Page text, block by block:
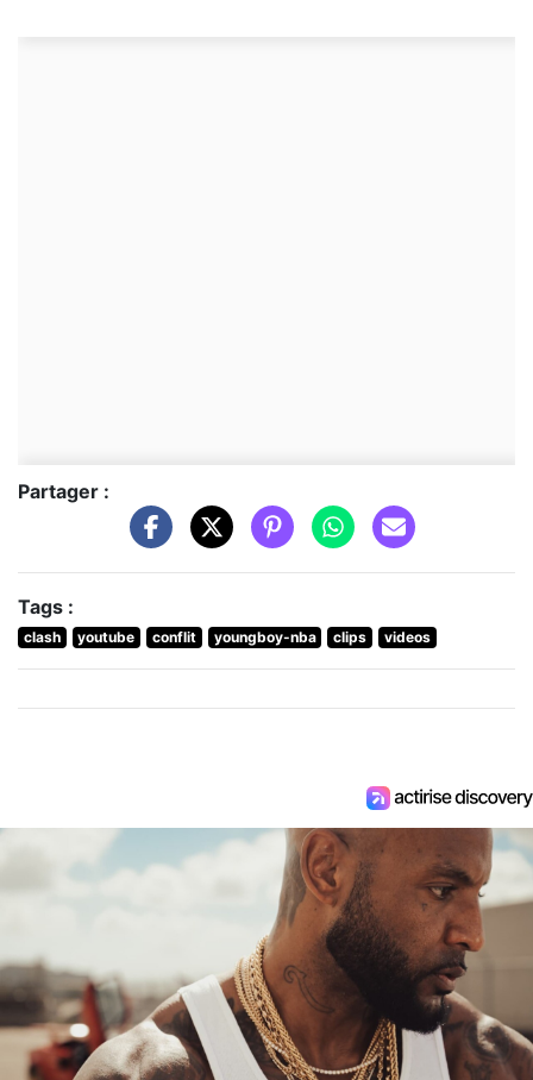
Partager :
Tags :
clash youtube conflit youngboy-nba clips videos